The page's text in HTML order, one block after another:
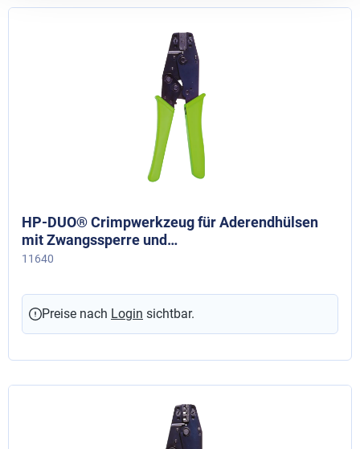
HP-DUO® Crimpwerkzeug für Aderendhülsen
mit Zwangssperre und
Entriegelungsmöglichkeit, 0,5 - 2,5 mm ² / 2 x 0,5
11640
Preise nach Login sichtbar.